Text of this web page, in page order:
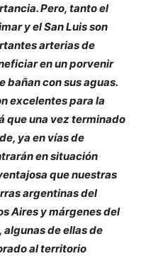
Pero, tanto el
y el San Luis son
arterias de
en un porvenir
bañan con sus aguas.
excelentes para la
que una vez terminado
ya en vías de
en situación
que nuestras
argentinas del
Aires y márgenes del
algunas de ellas de
al territorio